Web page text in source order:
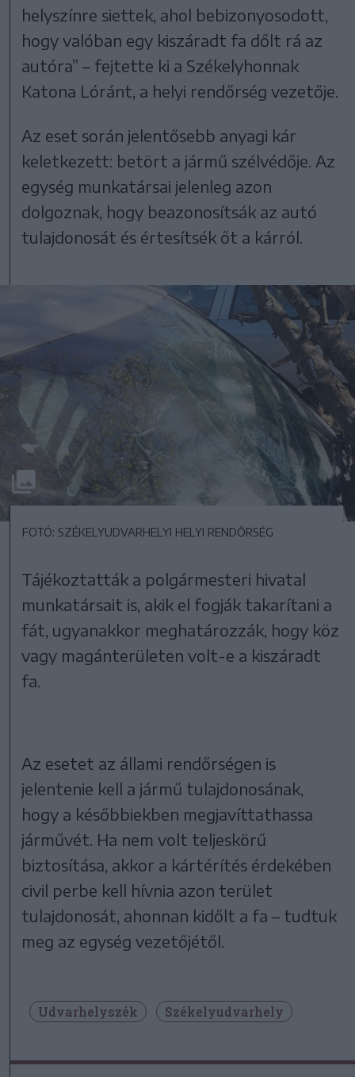
helyszínre siettek, ahol bebizonyosodott,
hogy valóban egy kiszáradt fa dőlt rá az
autóra” – fejtette ki a Székelyhonnak
Katona Lóránt, a helyi rendőrség vezetője.
Az eset során jelentősebb anyagi kár
keletkezett: betört a jármű szélvédője. Az
egység munkatársai jelenleg azon
dolgoznak, hogy beazonosítsák az autó
tulajdonosát és értesítsék őt a kárról.
FOTÓ: SZÉKELYUDVARHELYI HELYI RENDŐRSÉG
Tájékoztatták a polgármesteri hivatal
munkatársait is, akik el fogják takarítani a
fát, ugyanakkor meghatározzák, hogy köz
vagy magánterületen volt-e a kiszáradt
fa.
Az esetet az állami rendőrségen is
jelentenie kell a jármű tulajdonosának,
hogy a későbbiekben megjavíttathassa
járművét. Ha nem volt teljeskörű
biztosítása, akkor a kártérítés érdekében
civil perbe kell hívnia azon terület
tulajdonosát, ahonnan kidőlt a fa – tudtuk
meg az egység vezetőjétől.
Udvarhelyszék Székelyudvarhely